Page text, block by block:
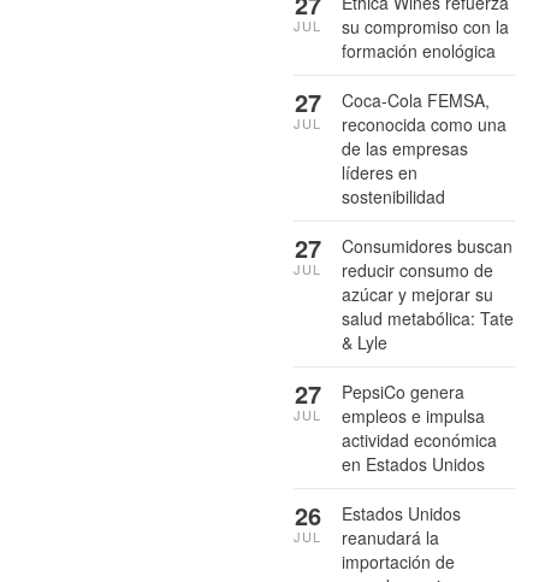
su compromiso con la
formación enológica
JUL
Coca-Cola FEMSA,
reconocida como una
de las empresas
líderes en
sostenibilidad
27
JUL
Consumidores buscan
reducir consumo de
azúcar y mejorar su
salud metabólica: Tate
& Lyle
27
JUL
PepsiCo genera
empleos e impulsa
actividad económica
en Estados Unidos
27
JUL
Estados Unidos
reanudará la
importación de
26
JUL